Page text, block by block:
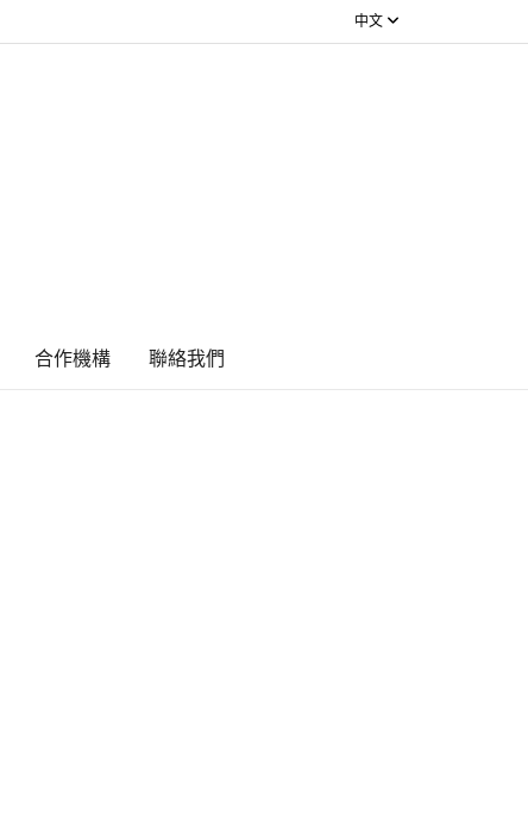
中文
合作機構 ​聯絡我們